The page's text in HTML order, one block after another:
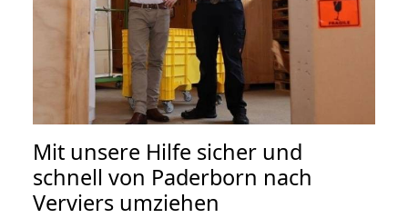
Mit unsere Hilfe sicher und
schnell von Paderborn nach
Verviers umziehen